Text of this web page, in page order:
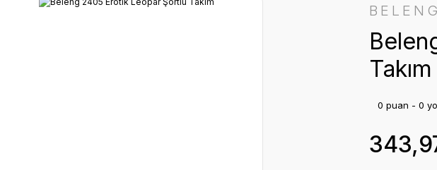
Takım
0 puan - 0